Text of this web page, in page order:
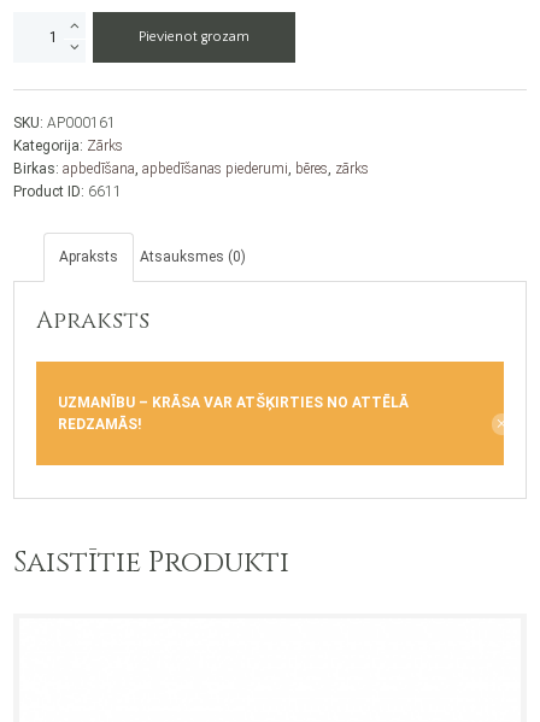
"Igaunis"
Pievienot grozam
SKU:AP000161
Kategorija: Zārks
Birkas:apbedīšana ,apbedīšanas piederumi bēres zārks
Product ID: 6611
Apraksts Atsauksmes (0)
Apraksts
UZMANĪBU – KRĀSA VAR ATŠĶIRTIES NO ATTĒLĀ
REDZAMĀS!
Saistītie Produkti